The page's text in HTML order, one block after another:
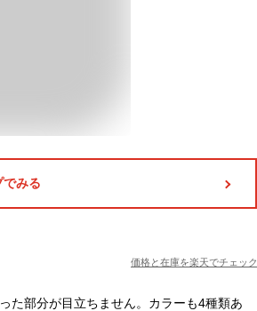
でみる
価格と在庫を楽天でチェック
た部分が目立ちません。カラーも4種類あ